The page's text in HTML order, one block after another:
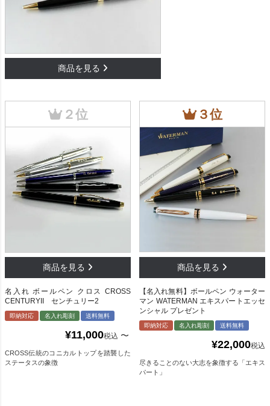
名入れ ボールペン クロス CROSS
CENTURYII センチュリー2
即納対応 名入れ彫刻 送料無料
¥11,000税込 〜
CROSS伝統のコニカルトップを踏襲した
ステータスの象徴
【名入れ無料】ボールペン ウォーター
マン WATERMAN エキスパートエッセ
ンシャル プレゼント
即納対応 名入れ彫刻 送料無料
¥22,000税込
尽きることのない大志を象徴する「エキス
パート」